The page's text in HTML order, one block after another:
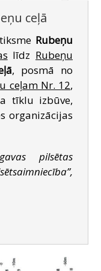
ceļā
Rubeņu
līdz Rubeņu
, posmā no
ceļam Nr. 12,
tīklu izbūve,
organizācijas
pilsētas